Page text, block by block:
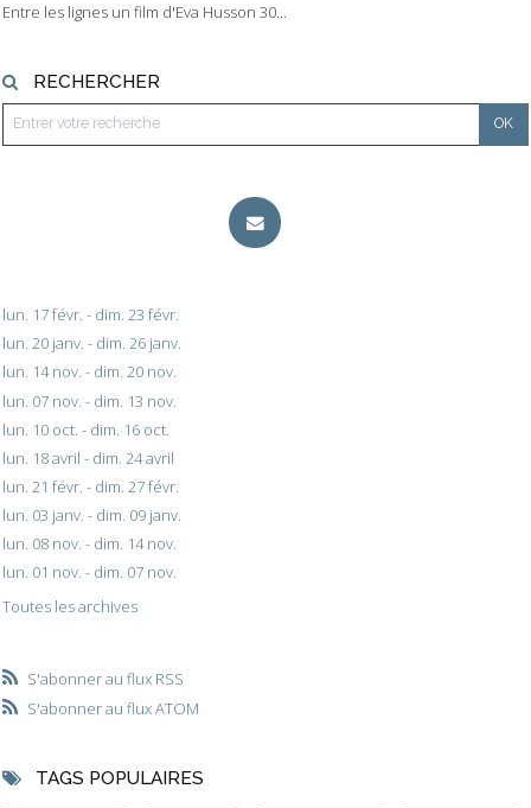
Entre les lignes un film d'Eva Husson 30...
RECHERCHER
lun. 17 févr. - dim. 23 févr.
lun. 20 janv. - dim. 26 janv.
lun. 14 nov. - dim. 20 nov.
lun. 07 nov. - dim. 13 nov.
lun. 10 oct. - dim. 16 oct.
lun. 18 avril - dim. 24 avril
lun. 21 févr. - dim. 27 févr.
lun. 03 janv. - dim. 09 janv.
lun. 08 nov. - dim. 14 nov.
lun. 01 nov. - dim. 07 nov.
Toutes les archives
S'abonner au flux RSS
S'abonner au flux ATOM
TAGS POPULAIRES